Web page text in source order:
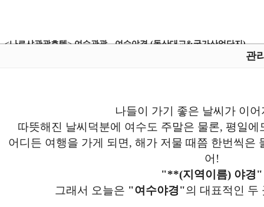
<나르샤관광호텔> 여수관광 - 여수야경 (돌산대교&국가산업단지)
관
나들이 가기 좋은 날씨가 이
따뜻해진 날씨덕분에 여수도 주말은 물론, 평일
어디든 여행을 가게 되면, 해가 저물 때쯤 한번씩은
어!
"**(지역이름) 야경"
그래서 오늘은 "여수야경"의 대표적인 두